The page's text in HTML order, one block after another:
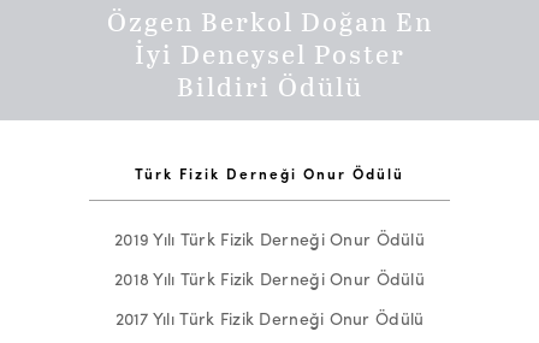
Özgen Berkol Doğan En
İyi Deneysel Poster
Bildiri Ödülü
Türk Fizik Derneği Onur Ödülü
2019 Yılı Türk Fizik Derneği Onur Ödülü
2018 Yılı Türk Fizik Derneği Onur Ödülü
2017 Yılı Türk Fizik Derneği Onur Ödülü